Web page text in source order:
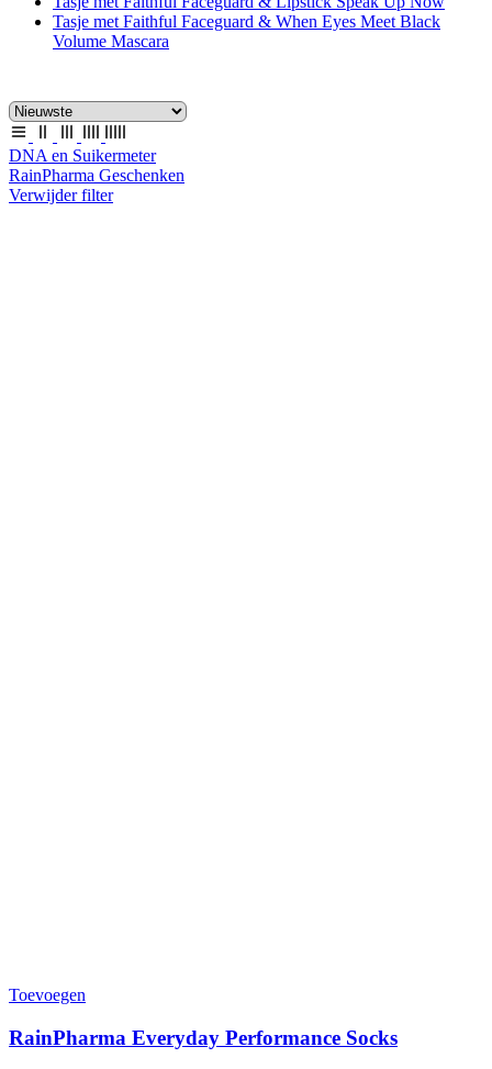
Tasje met Faithful Faceguard & When Eyes Meet Black
Volume Mascara
DNA en Suikermeter
RainPharma Geschenken
Verwijder filter
Toevoegen
RainPharma Everyday Performance Socks